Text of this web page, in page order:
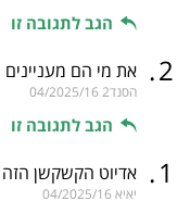
הגב לתגובה זו
2
. את מי הם מעניינים
הסנד2 04/2025/16
הגב לתגובה זו
1
. אדיוט הקשקשן הזה
יאיא 04/2025/16